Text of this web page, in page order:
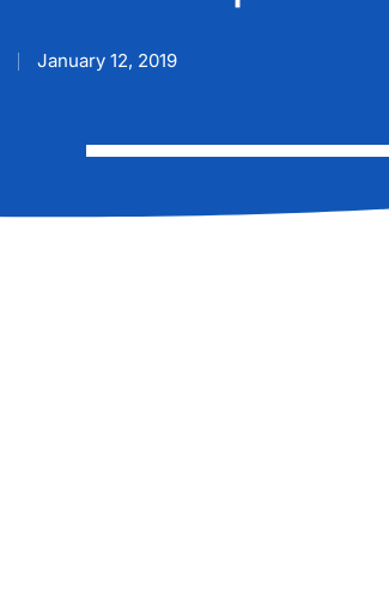
January 12, 2019